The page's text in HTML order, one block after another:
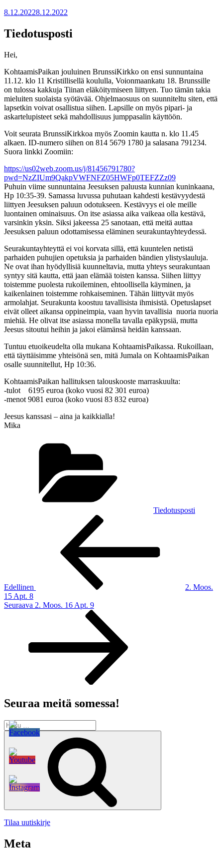
Julkaistu
8.12.20228.12.2022
Tiedotusposti
Hei,
KohtaamisPaikan jouluinen BrunssiKirkko on ensi sunnuntaina
11.12. klo 11 Kristillisellä koululla, Voionmaankatu 18. Brunssille
on tulossa kakkuja Tiinan eläköitymiseen liittyen. Tuo tämän takia
mieluiten suolaista syötävää. Ohjelmaosuus on suunniteltu siten, että
lapsetkin voivat osallistua siihen. Lapsille on myös pipari- ja
askartelupisteet sekä mahdollisuus jumppasalin käyttöön.
Voit seurata BrunssiKirkkoa myös Zoomin kautta n. klo 11.45
alkaen. ID-numero siihen on 814 5679 1780 ja salasana 791234.
Suora linkki Zoomiin:
https://us02web.zoom.us/j/81456791780?
pwd=NzZIUm9QakpVWFNFZ05HWFp0TEFZZz09
Puhuin viime sunnuntaina Jeesuksen paluusta kunnian kuninkaana,
Hp 10:35-39. Samassa luvussa puhutaan kahdesti kestävyydestä
liittyen Jeesuksen paluun odotukseen. Kestävyys ei ole meille
luontainen ominaisuus. On itse asiassa aika vaikeaa olla kestävä,
varsinkin yksin. Siksi jakeessa 25 sanotaan, että meitä auttaa
Jeesuksen paluun odottamisessa eläminen seurakuntayhteydessä.
Seurakuntayhteyttä ei voi korvata sillä, että kuuntelen netistä
parhaiden puhujien opetuksia ja parhaiden bändien ylistyslauluja.
Ne ovat ihan hyödyllisiä kuunneltavia, mutta yhteys seurakuntaan
syntyy sitä kautta, että jaan elämää toisten kanssa. Siihen liittyy
toistemme puolesta rukoileminen, ehtoollisella käyminen, ja
kaikenlainen toistemme rohkaiseminen. Tähän liittyvät myös
armolahjat. Seurakunta koostuu tavallisista ihmisistä. Opetuslapset
eivät olleet aikansa oppineimpia, vaan hyvin tavallisia nuoria nuoria
miehiä. He olivat itse asiassa monella tavalla epäkypsiä, mutta
Jeesus sitoutui heihin ja jakoi elämänsä heidän kanssaan.
Tuntuu etuoikeudelta olla mukana KohtaamisPaikassa. Rukoillaan,
että täyttäisimme yhteisönä sen, mitä Jumala on KohtaamisPaikan
osalle suunnitellut, Hp 10:36.
KohtaamisPaikan hallituksen talouskooste marraskuulta:
-tulot 6195 euroa (koko vuosi 82 301 euroa)
-menot 9081 euroa (koko vuosi 83 832 euroa)
Jeesus kanssasi – aina ja kaikkialla!
Mika
Tiedotusposti
Edellinen
2. Moos.
15 Apt. 8
Seuraava
Seuraava 2. Moos. 16 Apt. 9
Seuraa meitä somessa!
Etsi:
Tilaa uutiskirje
Meta